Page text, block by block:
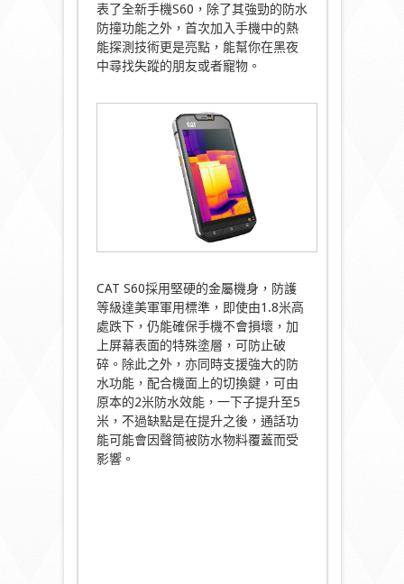
表了全新手機S60，除了其強勁的防水
防撞功能之外，首次加入手機中的熱
能探測技術更是亮點，能幫你在黑夜
中尋找失蹤的朋友或者寵物。
CAT S60採用堅硬的金屬機身，防護
等級達美軍軍用標準，即使由1.8米高
處跌下，仍能確保手機不會損壞，加
上屏幕表面的特殊塗層，可防止破
碎。除此之外，亦同時支援強大的防
水功能，配合機面上的切換鍵，可由
原本的2米防水效能，一下子提升至5
米，不過缺點是在提升之後，通話功
能可能會因聲筒被防水物料覆蓋而受
影響。